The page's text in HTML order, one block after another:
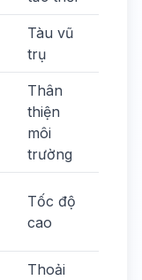
Tàu vũ
trụ
Thân
thiện
môi
trường
Tốc độ
cao
Thoải